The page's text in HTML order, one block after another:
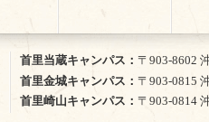
首里当蔵キャンパス
〒903-8602
首里金城キャンパス
〒903-0815
首里崎山キャンパス
〒903-0814